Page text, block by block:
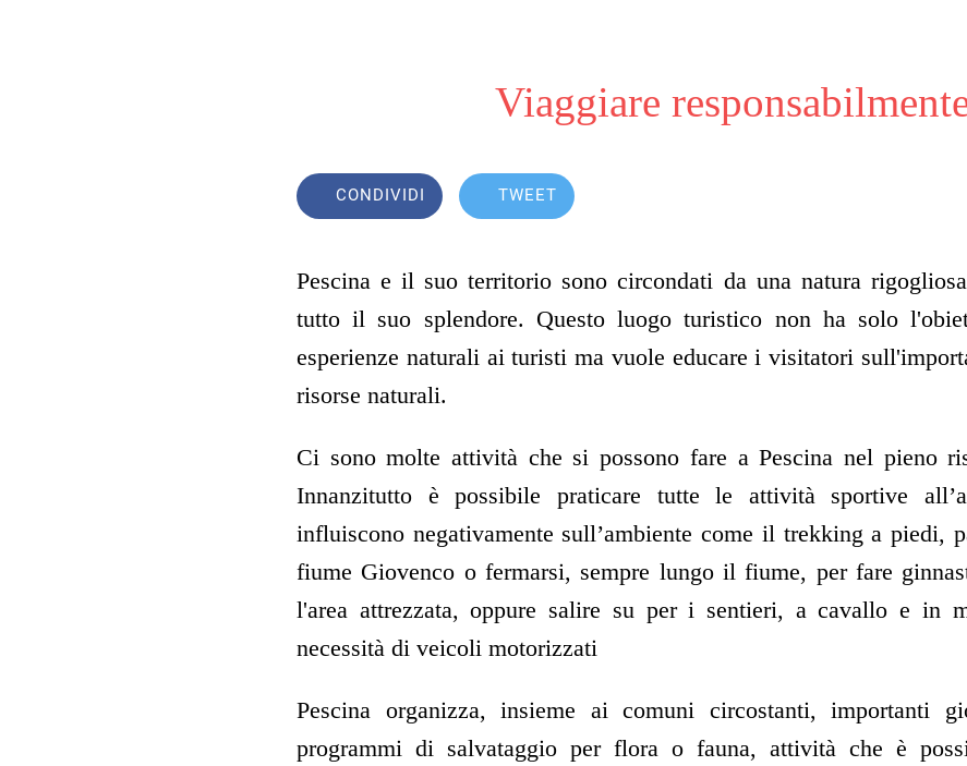
Viaggiare
CONDIVIDI TWEET
Pescina e il suo territorio sono circondati da una natura
tutto il suo splendore. Questo luogo turistico non ha solo
esperienze naturali ai turisti ma vuole educare i visitatori
risorse naturali.
Ci sono molte attività che si possono fare a Pescina nel pieno
Innanzitutto è possibile praticare tutte le attività sportive
influiscono negativamente sull’ambiente come il trekking a piedi,
fiume Giovenco o fermarsi, sempre lungo il fiume, per fare
l'area attrezzata, oppure salire su per i sentieri, a cavallo e in
necessità di veicoli motorizzati
Pescina organizza, insieme ai comuni circostanti, importanti
programmi di salvataggio per flora o fauna, attività che è